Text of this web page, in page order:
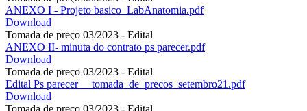
ANEXO I - Projeto basico_LabAnatomia.pdf
Download
Tomada de preço 03/2023 - Edital
ANEXO II- minuta do contrato ps parecer.pdf
Download
Tomada de preço 03/2023 - Edital
Edital Ps parecer __tomada_de_precos_setembro21.pdf
Download
Tomada de preço 03/2023 - Edital